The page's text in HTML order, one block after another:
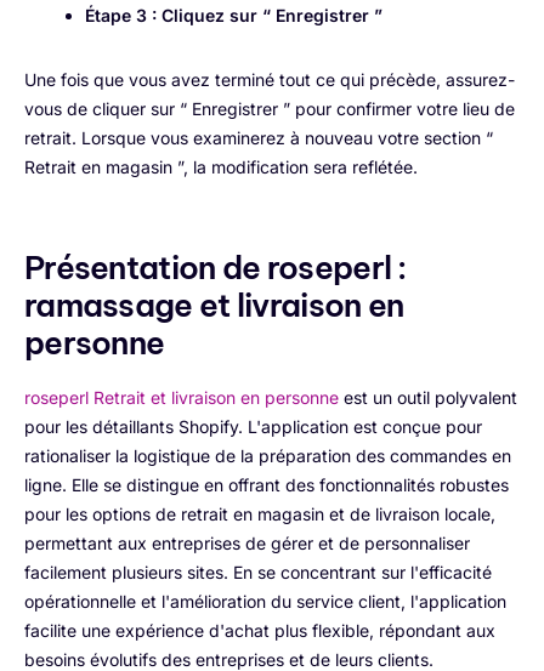
Étape 3 : Cliquez sur “ Enregistrer ”
Une fois que vous avez terminé tout ce qui précède, assurez-
vous de cliquer sur “ Enregistrer ” pour confirmer votre lieu de
retrait. Lorsque vous examinerez à nouveau votre section “
Retrait en magasin ”, la modification sera reflétée.
Présentation de roseperl :
ramassage et livraison en
personne
roseperl Retrait et livraison en personne est un outil polyvalent
pour les détaillants Shopify. L'application est conçue pour
rationaliser la logistique de la préparation des commandes en
ligne. Elle se distingue en offrant des fonctionnalités robustes
pour les options de retrait en magasin et de livraison locale,
permettant aux entreprises de gérer et de personnaliser
facilement plusieurs sites. En se concentrant sur l'efficacité
opérationnelle et l'amélioration du service client, l'application
facilite une expérience d'achat plus flexible, répondant aux
besoins évolutifs des entreprises et de leurs clients.